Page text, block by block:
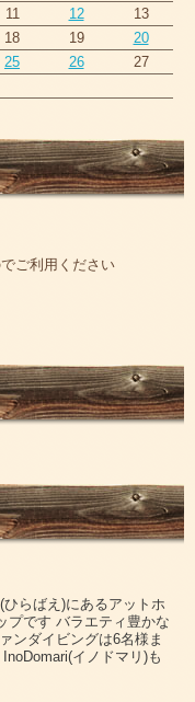
11 12
13
18 19
20
25 26
27
ご利用ください
らばえ)にあるアットホ
プです バラエティ豊かな
ンダイビングは6名様ま
イノドマリ)も